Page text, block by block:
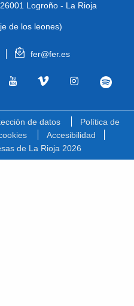
26001 Logroño - La Rioja
de los leones)
fer@fer.es
de datos
Política de
Accesibilidad
de La Rioja 2026